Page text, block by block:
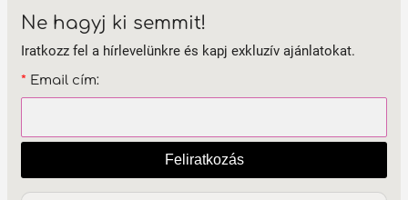
Ne hagyj ki semmit!
Iratkozz fel a hírlevelünkre és kapj exkluzív ajánlatokat.
* Email cím:
Feliratkozás